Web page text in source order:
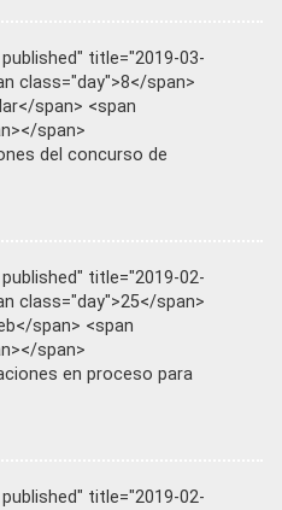
title="2019-03-
class="day">8</span>
span> <span
span>
del concurso de
title="2019-02-
class="day">25</span>
span> <span
span>
en proceso para
title="2019-02-